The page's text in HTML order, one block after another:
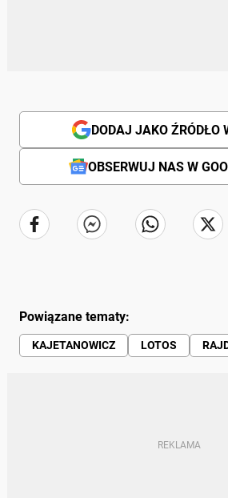
DODAJ JAKO ŹRÓDŁO
OBSERWUJ NAS W
Powiązane tematy:
KAJETANOWICZ LOTOS